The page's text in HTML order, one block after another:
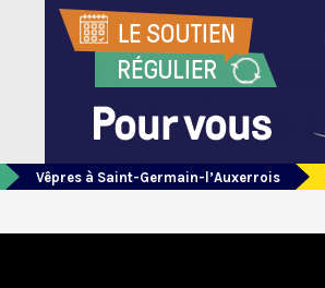
Vêpres à Saint-Germain-l’Auxerrois